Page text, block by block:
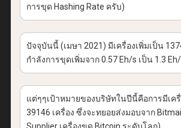
การขุด Hashing Rate ครับ)
ปัจจุบันนี้ (เมษา 2021) มีเครื่องเพิ่มเป็น
กำลังการขุดเพิ่มจาก 0.57 Eh/s เป็น 1.3
แต่ๆๆเป้าหมายของบริษัทในปีนี้คือการมีเค
39146 เครื่อง ซึ่งจะทยอยส่งมอบจาก